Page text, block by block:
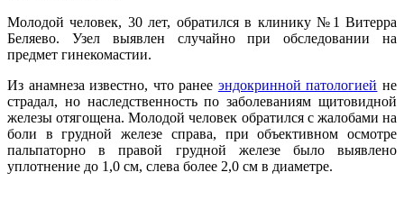
Молодой человек, 30 лет, обратился в клинику №1 Витерра
Беляево. Узел выявлен случайно при обследовании на
предмет гинекомастии.
Из анамнеза известно, что ранее эндокринной патологией не
страдал, но наследственность по заболеваниям щитовидной
железы отягощена. Молодой человек обратился с жалобами на
боли в грудной железе справа, при объективном осмотре
пальпаторно в правой грудной железе было выявлено
уплотнение до 1,0 см, слева более 2,0 см в диаметре.